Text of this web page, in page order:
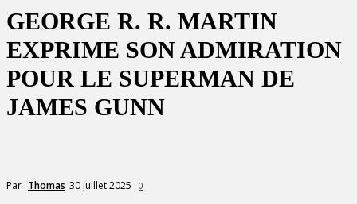
GEORGE R. R. MARTIN
EXPRIME SON ADMIRATION
POUR LE SUPERMAN DE
JAMES GUNN
Par Thomas 30 juillet 2025 0